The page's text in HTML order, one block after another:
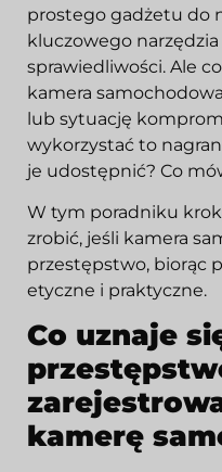
prostego gadżetu do
kluczowego
sprawiedliwości. Ale
kamera
lub sytuację
wykorzystać to
je udostępnić? Co
W tym poradniku
zrobić, jeśli kamera
przestępstwo, biorąc
etyczne i praktyczne.
Co uznaje
kamerę